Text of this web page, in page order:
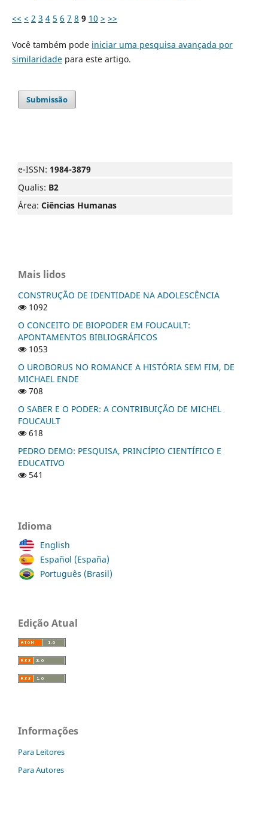
<< < 2 3 4 5 6 7 8 9 10 > >>
Você também pode iniciar uma pesquisa avançada por
similaridadepara este artigo.
Submissão
e-ISSN: 1984-3879
Qualis: B2
Área: Ciências Humanas
Mais lidos
CONSTRUÇÃO DE IDENTIDADE NA ADOLESCÊNCIA
1092
O CONCEITO DE BIOPODER EM FOUCAULT:
APONTAMENTOS BIBLIOGRÁFICOS
1053
O UROBORUS NO ROMANCE A HISTÓRIA SEM FIM, DE
MICHAEL ENDE
708
O SABER E O PODER: A CONTRIBUIÇÃO DE MICHEL
FOUCAULT
618
PEDRO DEMO: PESQUISA, PRINCÍPIO CIENTÍFICO E
EDUCATIVO
541
Idioma
English
Español (España)
Português (Brasil)
Edição Atual
Informações
Para Leitores
Para Autores